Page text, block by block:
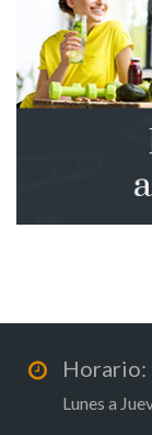
Horario:
Lunes a